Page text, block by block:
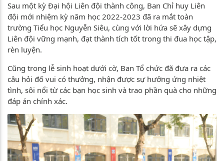
Sau một kỳ Đại hội Liên đội thành công, Ban Chỉ huy Liên
đội mới nhiệm kỳ năm học 2022-2023 đã ra mắt toàn
trường Tiểu học Nguyễn Siêu, cùng với lời hứa sẽ xây dựng
Liên đội vững mạnh, đạt thành tích tốt trong thi đua học tập,
rèn luyện.
Cũng trong lễ sinh hoạt dưới cờ, Ban Tổ chức đã đưa ra các
câu hỏi đố vui có thưởng, nhận được sự hưởng ứng nhiệt
tình, sôi nổi từ các bạn học sinh và trao phần quà cho những
đáp án chính xác.